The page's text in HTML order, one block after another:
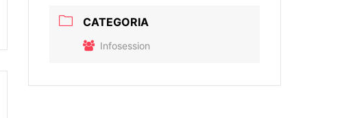
CATEGORIA
Infosession